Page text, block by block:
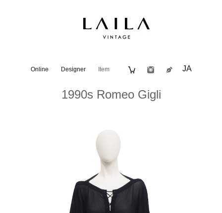
Online Designer Item JA
1990s Romeo Gigli